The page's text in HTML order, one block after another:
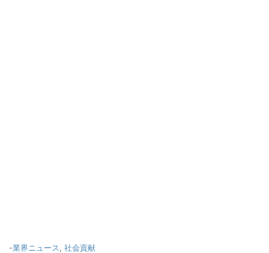
-業界ニュース, 社会貢献